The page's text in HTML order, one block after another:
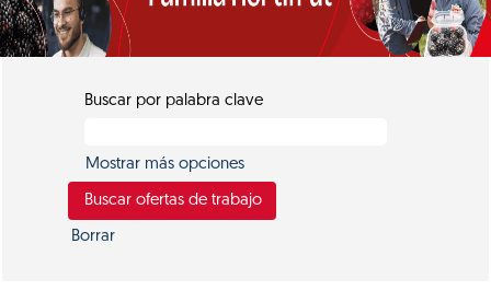
Buscar por palabra clave
Mostrar más opciones
Borrar